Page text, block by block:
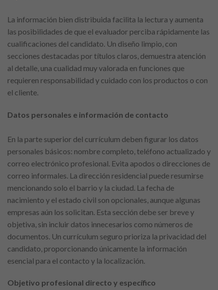
La información bien distribuida facilita la lectura y aumenta
las posibilidades de que el evaluador perciba rápidamente las
cualificaciones del candidato. Un diseño limpio, con
secciones destacadas por títulos claros, demuestra atención
al detalle, una cualidad muy valorada en funciones que
requieren responsabilidad y cuidado con los productos o con
el cliente.
Datos personales e información de contacto
En la parte superior del currículum deben figurar los datos
personales básicos: nombre completo, teléfono actualizado y
correo electrónico profesional. Evita apodos o direcciones de
correo informales. La dirección residencial puede resumirse
mencionando solo el barrio y la ciudad. La fecha de
nacimiento y el estado civil son opcionales, aunque algunas
empresas aún los solicitan. Esta sección debe ser breve y
objetiva, sin incluir datos innecesarios como números de
documentos. Un currículum seguro prioriza la privacidad del
candidato, proporcionando únicamente la información
esencial para el contacto y la localización.
Objetivo profesional directo y específico